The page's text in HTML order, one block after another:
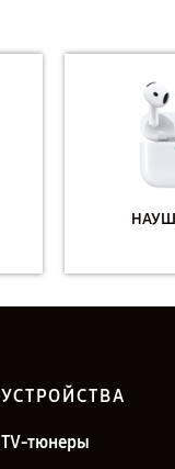
УСТРОЙСТВА
TV-тюнеры